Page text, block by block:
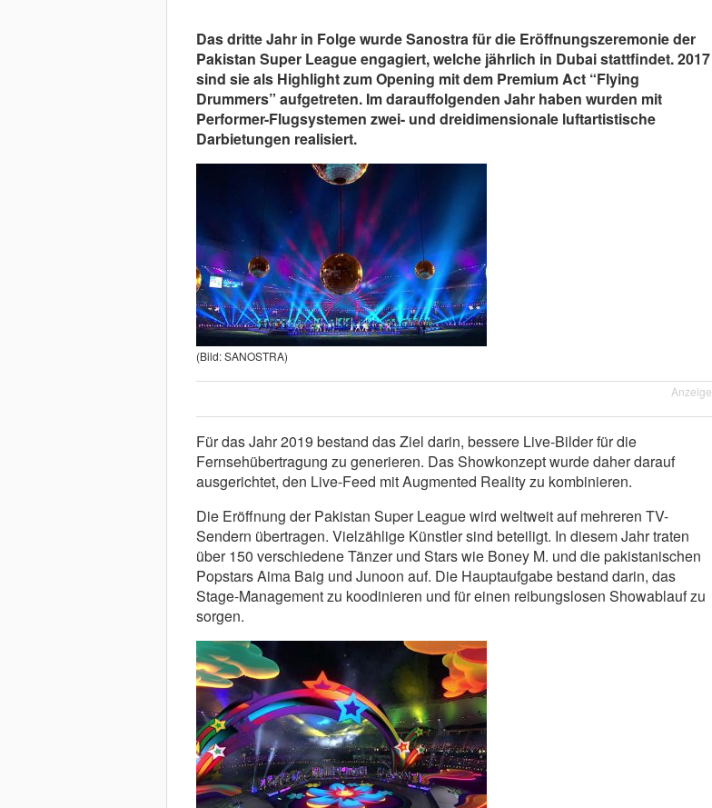
Das dritte Jahr in Folge wurde Sanostra für die Eröffnungszeremonie der
Pakistan Super League engagiert, welche jährlich in Dubai stattfindet. 2017
sind sie als Highlight zum Opening mit dem Premium Act “Flying
Drummers” aufgetreten. Im darauffolgenden Jahr haben wurden mit
Performer-Flugsystemen zwei- und dreidimensionale luftartistische
Darbietungen realisiert.
(Bild: SANOSTRA)
Anzeige
Für das Jahr 2019 bestand das Ziel darin, bessere Live-Bilder für die
Fernsehübertragung zu generieren. Das Showkonzept wurde daher darauf
ausgerichtet, den Live-Feed mit Augmented Reality zu kombinieren.
Die Eröffnung der Pakistan Super League wird weltweit auf mehreren TV-
Sendern übertragen. Vielzählige Künstler sind beteiligt. In diesem Jahr traten
über 150 verschiedene Tänzer und Stars wie Boney M. und die pakistanischen
Popstars Aima Baig und Junoon auf. Die Hauptaufgabe bestand darin, das
Stage-Management zu koodinieren und für einen reibungslosen Showablauf zu
sorgen.